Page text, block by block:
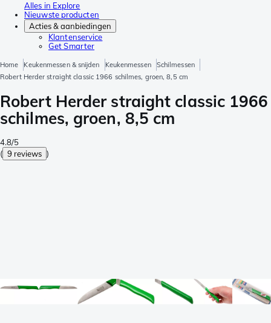
Alles in Explore
Nieuwste producten
Acties & aanbiedingen
Klantenservice
Get Smarter
Home Keukenmessen & snijden Keukenmessen
Schilmessen
Robert Herder straight classic 1966 schilmes, groen, 8,5 cm
Robert Herder straight classic 1966
schilmes, groen, 8,5 cm
4.8/5
( 9 reviews )